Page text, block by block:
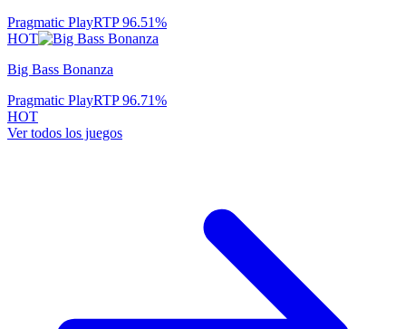
Pragmatic PlayRTP96.51%
HOT
Big Bass Bonanza
Pragmatic PlayRTP96.71%
HOT
Ver todos los juegos